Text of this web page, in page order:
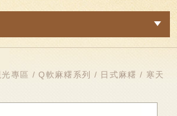
光專區 /Q軟麻糬系列 / 日式麻糬 / 寒天